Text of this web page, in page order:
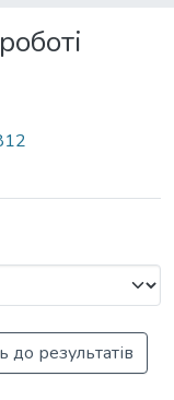
до результатів